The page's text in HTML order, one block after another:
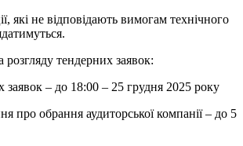
які не відповідають вимогам технічного
тендерних заявок:
– до 18:00 – 25 грудня 2025 року
про обрання аудиторської компанії – до 5